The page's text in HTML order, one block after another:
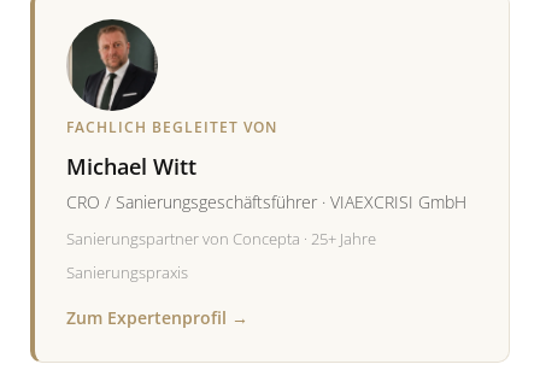
FACHLICH BEGLEITET VON
Michael Witt
CRO / Sanierungsgeschäftsführer · VIAEXCRISI GmbH
Sanierungspartner von Concepta · 25+ Jahre
Sanierungspraxis
Zum Expertenprofil →